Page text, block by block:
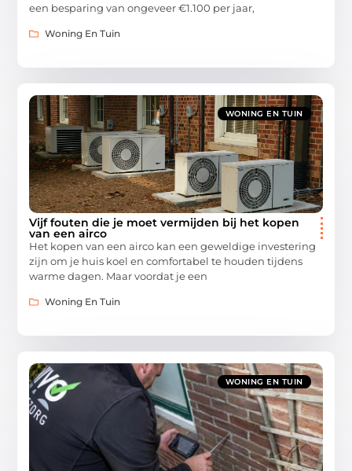
een besparing van ongeveer €1.100 per jaar,
Woning En Tuin
WONING EN TUIN
Vijf fouten die je moet vermijden bij het kopen
van een airco
Het kopen van een airco kan een geweldige investering
zijn om je huis koel en comfortabel te houden tijdens
warme dagen. Maar voordat je een
Woning En Tuin
WONING EN TUIN